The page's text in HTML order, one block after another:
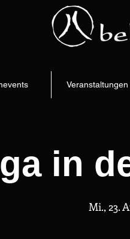
Veranstaltungen
in
Mi., 23.